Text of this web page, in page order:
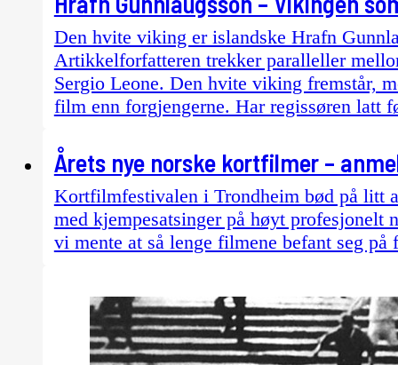
Den hvite viking er islandske Hrafn
Artikkelforfatteren trekker paralleller
Sergio Leone. Den hvite viking fremstår,
film enn forgjengerne. Har regissøren latt
Årets nye norske kortfilmer –
Kortfilmfestivalen i Trondheim bød på litt
med kjempesatsinger på høyt profesjonelt
vi mente at så lenge filmene befant seg